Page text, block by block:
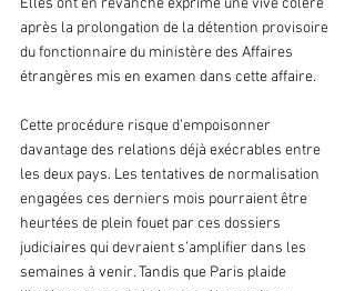
après la prolongation de la détention provisoire
du fonctionnaire du ministère des Affaires
étrangères mis en examen dans cette affaire.
Cette procédure risque d’empoisonner
davantage des relations déjà exécrables entre
les deux pays. Les tentatives de normalisation
engagées ces derniers mois pourraient être
heurtées de plein fouet par ces dossiers
judiciaires qui devraient s’amplifier dans les
semaines à venir. Tandis que Paris plaide